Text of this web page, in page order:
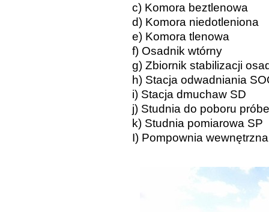
c) Komora beztlenowa
d) Komora niedotleniona
e) Komora tlenowa
f) Osadnik wtórny
g) Zbiornik stabilizacji
h) Stacja odwadniania
i) Stacja dmuchaw SD
j) Studnia do poboru
k) Studnia pomiarowa SP
I) Pompownia